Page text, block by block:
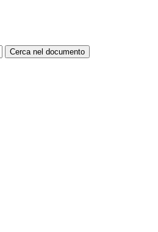
Cerca nel documento